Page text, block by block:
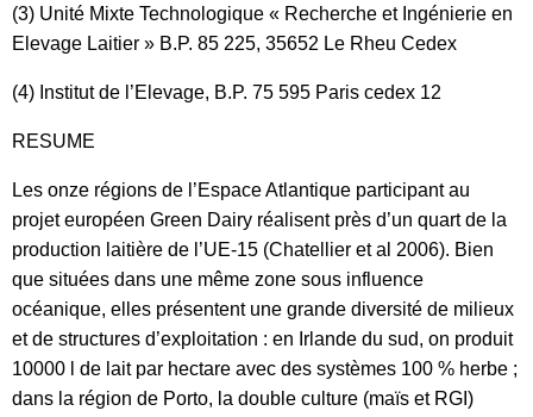
(3) Unité Mixte Technologique « Recherche et Ingénierie en
Elevage Laitier » B.P. 85 225, 35652 Le Rheu Cedex
(4) Institut de l’Elevage, B.P. 75 595 Paris cedex 12
RESUME
Les onze régions de l’Espace Atlantique participant au
projet européen Green Dairy réalisent près d’un quart de la
production laitière de l’UE-15 (Chatellier et al 2006). Bien
que situées dans une même zone sous influence
océanique, elles présentent une grande diversité de milieux
et de structures d’exploitation : en Irlande du sud, on produit
10000 l de lait par hectare avec des systèmes 100 % herbe ;
dans la région de Porto, la double culture (maïs et RGI)